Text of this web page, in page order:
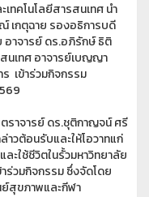
ทคโนโลยีสารสนเทศ นำ
เกตุฉาย รองอธิการบดี
อาจารย์ ดร.อภิรักษ์ ธิติ
นเทศอาจารย์เบญญา
เข้าร่วมกิจกรรม
9
ราจารย์ ดร.ชุติกาญจน์ ศรี
วต้อนรับและให้โอวาทแก่
ะใช้ชีวิตในรั้วมหาวิทยาลัย
ร่วมกิจกรรม ซึ่งจัดโดย
สุขภาพและกีฬา